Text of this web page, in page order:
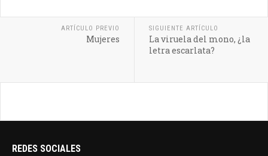
ARTÍCULO PREVIO
Mujeres
SIGUIENTE ARTÍCULO
La viruela del mono, ¿la
letra escarlata?
REDES SOCIALES